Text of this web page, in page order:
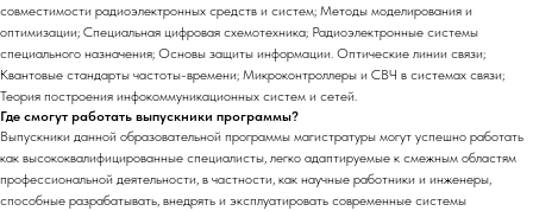
совместимости радиоэлектронных средств и систем; Методы моделирования и
оптимизации; Специальная цифровая схемотехника; Радиоэлектронные системы
специального назначения; Основы защиты информации. Оптические линии связи;
Квантовые стандарты частоты-времени; Микроконтроллеры и СВЧ в системах связи;
Теория построения инфокоммуникационных систем и сетей.
Где смогут работать выпускники программы?
Выпускники данной образовательной программы магистратуры могут успешно работать
как высококвалифицированные специалисты, легко адаптируемые к смежным областям
профессиональной деятельности, в частности, как научные работники и инженеры,
способные разрабатывать, внедрять и эксплуатировать современные системы